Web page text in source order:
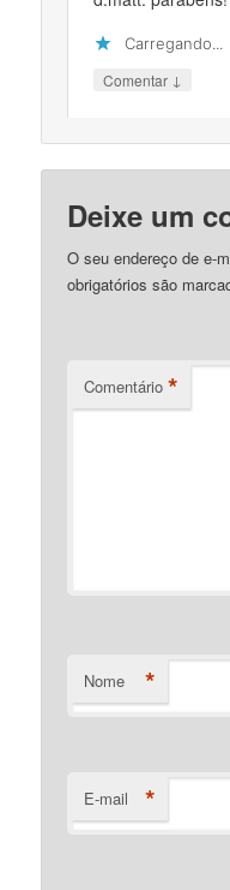
Carregando...
Comentar ↓
Deixe um
O seu endereço de e-
obrigatórios são
Comentário *
Nome *
E-mail *